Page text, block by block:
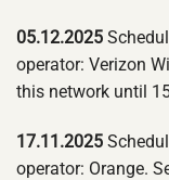
05.12.2025
operator: Verizon
this network until
17.11.2025
operator: Orange.